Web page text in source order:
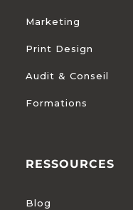
Marketing
Print Design
Audit & Conseil
Formations
RESSOURCES
Blog